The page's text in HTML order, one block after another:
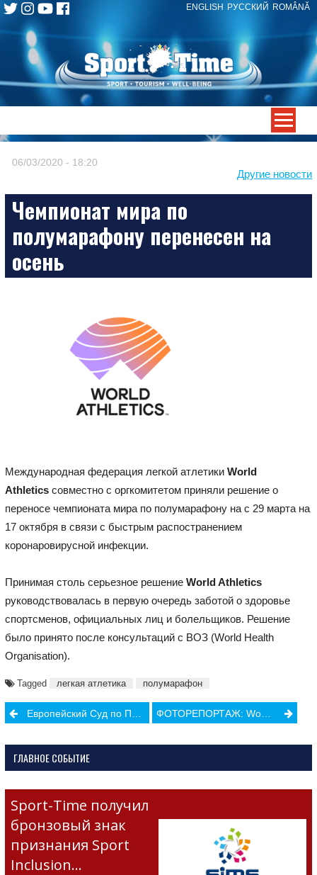
ENGLISH РУССКИЙ ROMÂNĂ
Skip
content
Другие новости
06/03/2020 - 18:20
Чемпионат мира по
полумарафону перенесен на
осень
Международная федерация легкой атлетики World
Athleticsсовместно с оргкомитетом приняли решение о
переносе чемпионата мира по полумарафону на с 29 марта на
17 октября в связи с быстрым распостранением
коронаровирусной инфекции.
Принимая столь серьезное решениеWorld Athletics
руководствовалась в первую очередь заботой о здоровье
спортсменов, официальных лиц и болельщиков. Решение
было принято после консультаций с ВОЗ (World Health
Organisation).
Tagged легкая атлетика полумарафон
PostЕвропейский Суд по Правам Человека отклонил апелляцию Мишеля Платини ФОТОРЕПОРТАЖ: Women’s Karate Festival 2020
ГЛАВНОЕ СОБЫТИЕ
Sport-Time получил
бронзовый знак
признания Sport
Inclusion…